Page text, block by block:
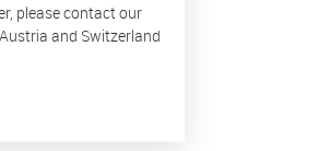
please contact our
and Switzerland